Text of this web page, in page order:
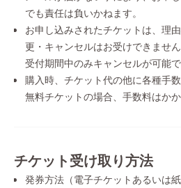
でも責任は負いかねます。
お申し込みされたチケットは、理
更・キャンセルはお受けできませ
受付期間中のみキャンセルが可能で
購入時、チケット代の他に各種手
無料チケットの場合、手数料はかか
チケット受け取り方法
発券方法（電子チケットあるいは